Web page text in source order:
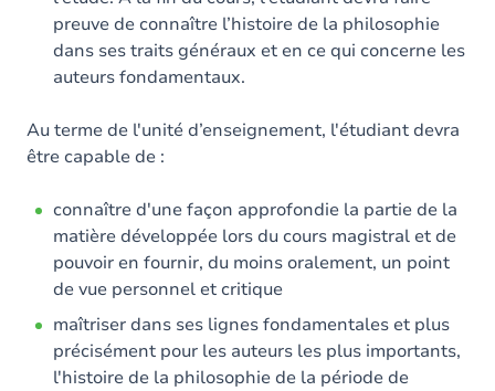
preuve de connaître l’histoire de la philosophie
dans ses traits généraux et en ce qui concerne les
auteurs fondamentaux.
Au terme de l'unité d’enseignement, l'étudiant devra
être capable de :
connaître d'une façon approfondie la partie de la
matière développée lors du cours magistral et de
pouvoir en fournir, du moins oralement, un point
de vue personnel et critique
maîtriser dans ses lignes fondamentales et plus
précisément pour les auteurs les plus importants,
l'histoire de la philosophie de la période de